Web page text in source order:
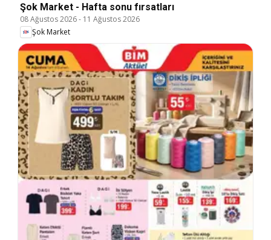
Şok Market - Hafta sonu fırsatları
08 Ağustos 2026- 11 Ağustos 2026
Şok Market